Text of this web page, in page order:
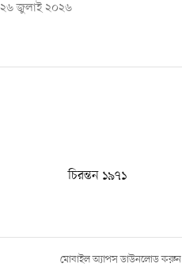
২৬ জুলাই ২০২৬
চিরন্তন ১৯৭১
মোবাইল অ্যাপস ডাউনলোড করুন